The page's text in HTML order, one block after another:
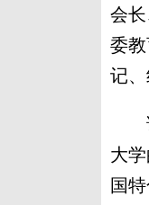
会
委
记
论
大
国